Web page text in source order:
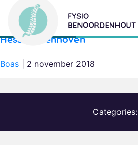
Hessel Veenhoven
Boas 2 november 2018
Categories: